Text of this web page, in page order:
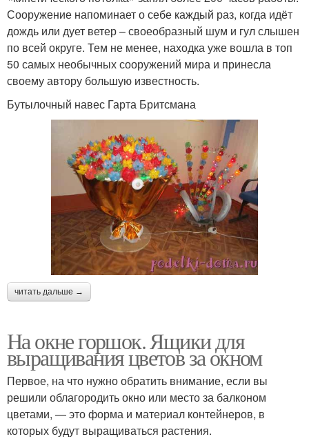
Сооружение напоминает о себе каждый раз, когда идёт
дождь или дует ветер – своеобразный шум и гул слышен
по всей округе. Тем не менее, находка уже вошла в топ
50 самых необычных сооружений мира и принесла
своему автору большую известность.
Бутылочный навес Гарта Бритсмана
читать дальше →
На окне горшок. Ящики для
выращивания цветов за окном
Первое, на что нужно обратить внимание, если вы
решили облагородить окно или место за балконом
цветами, — это форма и материал контейнеров, в
которых будут выращиваться растения.